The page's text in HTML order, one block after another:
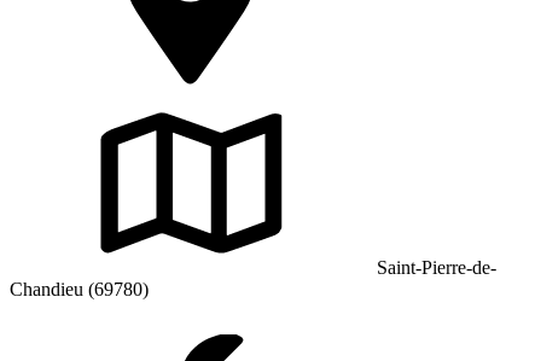
Saint-Pierre-de-
Chandieu (69780)